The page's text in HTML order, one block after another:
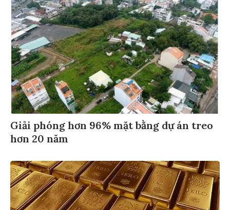
Giải phóng hơn 96% mặt bằng dự án treo
hơn 20 năm